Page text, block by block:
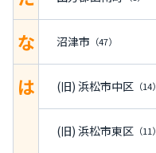
な 沼津市 （47）
は (旧) 浜松市中区 （14）
(旧) 浜松市東区 （11）